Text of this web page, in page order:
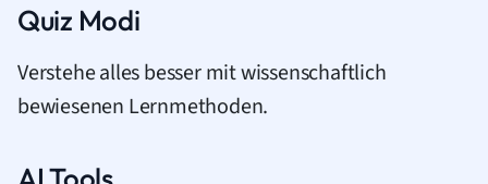
Quiz Modi
Verstehe alles besser mit wissenschaftlich
bewiesenen Lernmethoden.